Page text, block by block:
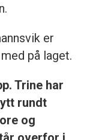
er
på laget.
Trine har
rundt
og